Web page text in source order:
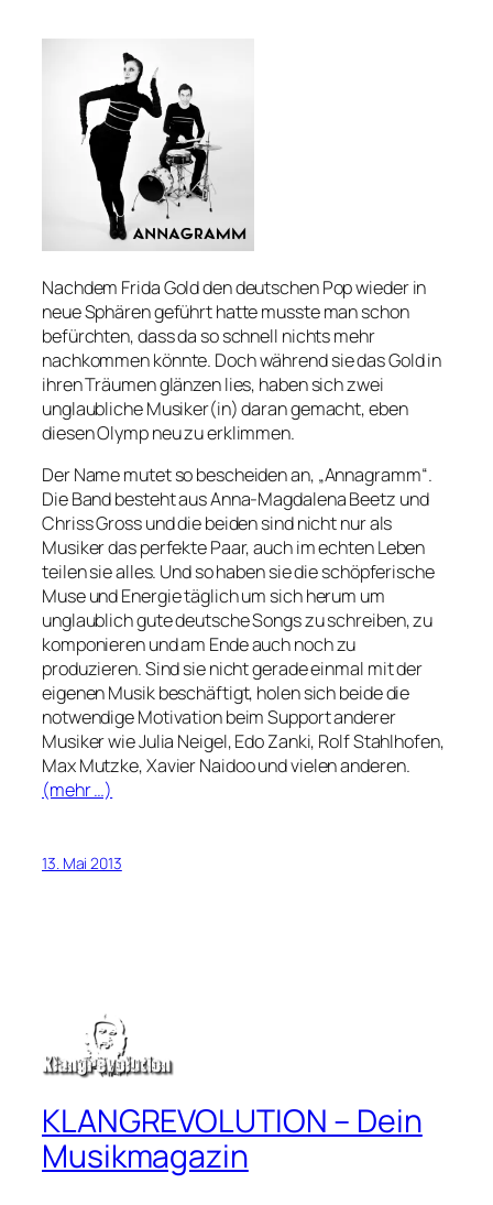
Nachdem Frida Gold den deutschen Pop wieder in
neue Sphären geführt hatte musste man schon
befürchten, dass da so schnell nichts mehr
nachkommen könnte. Doch während sie das Gold in
ihren Träumen glänzen lies, haben sich zwei
unglaubliche Musiker(in) daran gemacht, eben
diesen Olymp neu zu erklimmen.
Der Name mutet so bescheiden an, „Annagramm“.
Die Band besteht aus Anna-Magdalena Beetz und
Chriss Gross und die beiden sind nicht nur als
Musiker das perfekte Paar, auch im echten Leben
teilen sie alles. Und so haben sie die schöpferische
Muse und Energie täglich um sich herum um
unglaublich gute deutsche Songs zu schreiben, zu
komponieren und am Ende auch noch zu
produzieren. Sind sie nicht gerade einmal mit der
eigenen Musik beschäftigt, holen sich beide die
notwendige Motivation beim Support anderer
Musiker wie Julia Neigel, Edo Zanki, Rolf Stahlhofen,
Max Mutzke, Xavier Naidoo und vielen anderen.
(mehr …)
13. Mai 2013
KLANGREVOLUTION – Dein
Musikmagazin